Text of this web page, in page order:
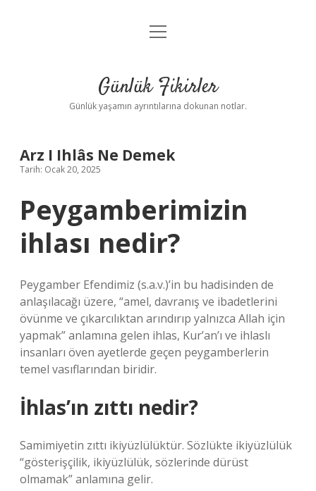
Anasayfa
Yasal Uyarı
menüyü
Günlük Fikirler
Günlük yaşamın ayrıntılarına dokunan notlar.
Arz I Ihlâs Ne Demek
Tarih: Ocak 20, 2025
Peygamberimizin
ihlası nedir?
Peygamber Efendimiz (s.a.v.)’in bu hadisinden de
anlaşılacağı üzere, “amel, davranış ve ibadetlerini
övünme ve çıkarcılıktan arındırıp yalnızca Allah için
yapmak” anlamına gelen ihlas, Kur’an’ı ve ihlaslı
insanları öven ayetlerde geçen peygamberlerin
temel vasıflarından biridir.
İhlas’ın zıttı nedir?
Samimiyetin zıttı ikiyüzlülüktür. Sözlükte ikiyüzlülük
“gösterişçilik, ikiyüzlülük, sözlerinde dürüst
olmamak” anlamına gelir.